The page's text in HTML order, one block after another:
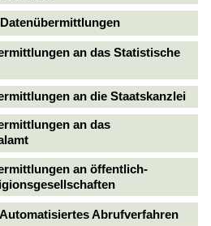
an das Statistische
an die Staatskanzlei
an das
an öffentlich-
Abrufverfahren